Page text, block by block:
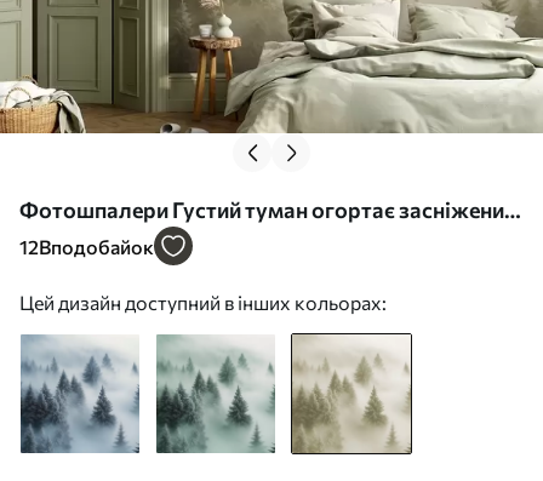
Фотошпалери Густий туман огортає засніжений
ранковий ліс м'якими зеленими відтінками
12Вподобайок
Цей дизайн доступний в інших кольорах: